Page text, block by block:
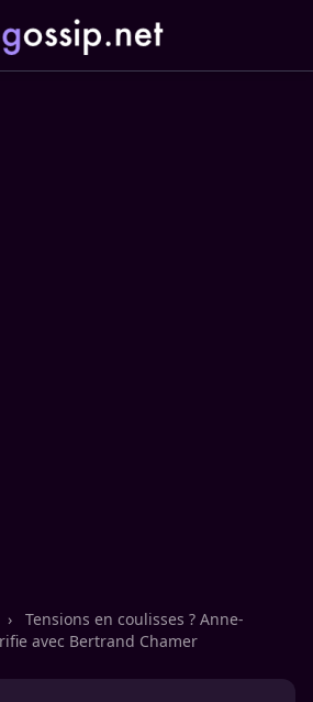
›
Tensions en coulisses ? Anne-
avec Bertrand Chamer